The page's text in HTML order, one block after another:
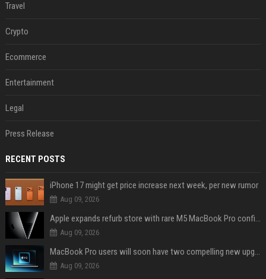
Travel
Crypto
Ecommerce
Entertainment
Legal
Press Release
RECENT POSTS
iPhone 17 might get price increase next week, per new rumor
Aug 09, 2026
Apple expands refurb store with rare M5 MacBook Pro configs, Apple TV 4K, more
Aug 09, 2026
MacBook Pro users will soon have two compelling new upgrade options
Aug 09, 2026